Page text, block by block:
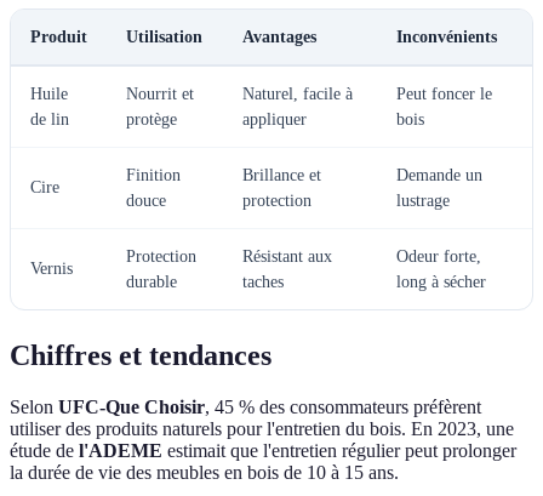
Produit Utilisation Avantages Inconvénients
Huile
de lin
Nourrit et
protège
Naturel, facile à
appliquer
Peut foncer le
bois
Cire
Finition
douce
Brillance et
protection
Demande un
lustrage
Vernis
Protection
durable
Résistant aux
taches
Odeur forte,
long à sécher
Chiffres et tendances
Selon UFC-Que Choisir, 45 % des consommateurs préfèrent
utiliser des produits naturels pour l'entretien du bois. En 2023, une
étude de l'ADEME estimait que l'entretien régulier peut prolonger
la durée de vie des meubles en bois de 10 à 15 ans.